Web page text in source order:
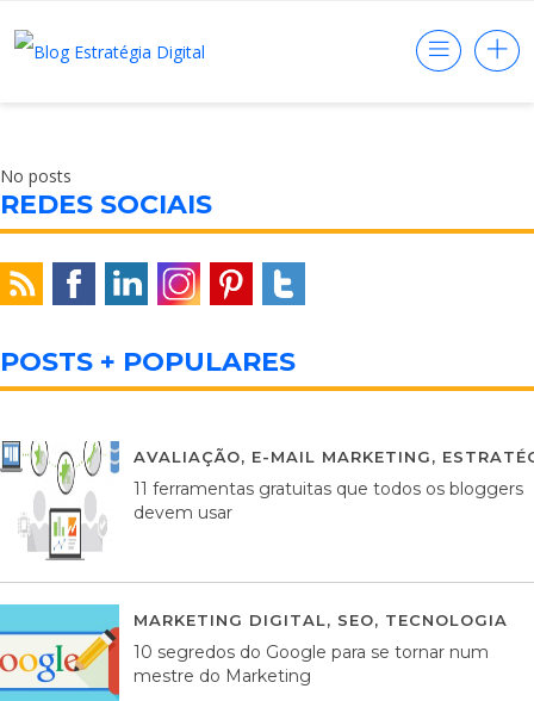
No posts
REDES SOCIAIS
POSTS + POPULARES
AVALIAÇÃO, E-MAIL MARKETING,
11 ferramentas gratuitas que todos os bloggers
devem usar
MARKETING DIGITAL, SEO, TECNOLOGIA
10 segredos do Google para se tornar num
mestre do Marketing